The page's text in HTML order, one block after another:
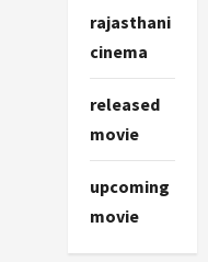
rajasthani
cinema
released
movie
upcoming
movie